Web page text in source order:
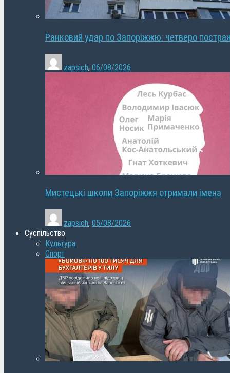
Ранковий удар по Запоріжжю: четверо
zapsich, 06/08/2026
Мистецькі школи Запоріжжя отримали імена
zapsich, 05/08/2026
Суспільство
Культура
Спорт